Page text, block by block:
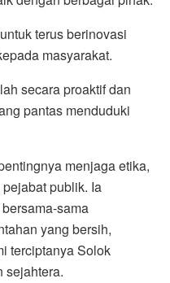
terus berinovasi
masyarakat.
secara proaktif dan
pantas menduduki
menjaga etika,
publik. Ia
sama
yang bersih,
terciptanya Solok
sejahtera.